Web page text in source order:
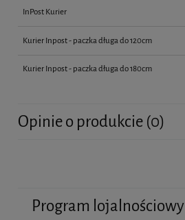
InPost Kurier
Kurier Inpost - paczka długa do 120cm
Kurier Inpost - paczka długa do 180cm
Opinie o produkcie (0)
Program lojalnościowy